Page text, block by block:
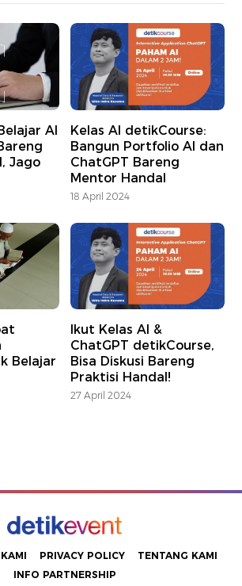
AI
Jago
Kelas AI detikCourse:
Bangun Portfolio AI dan
ChatGPT Bareng
Mentor Handal
18 April 2024
Belajar
Ikut Kelas AI &
ChatGPT detikCourse,
Bisa Diskusi Bareng
Praktisi Handal!
27 April 2024
PRIVACY POLICY
TENTANG KAMI
INFO PARTNERSHIP